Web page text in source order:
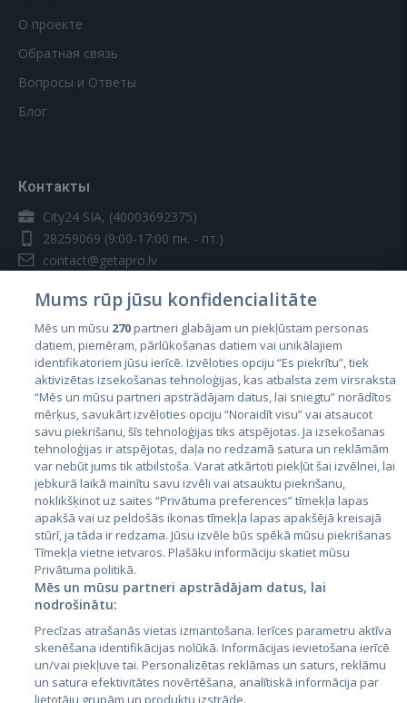
О проекте
Обратная связь
Вопросы и Ответы
Блог
Контакты
City24 SIA, (40003692375)
28259069 (9:00-17:00 пн. - пт.)
contact@getapro.lv
Страны
Эстония
Латвия
Литва
City24.lv
City24.ee
GetaPro.lv
GetaPro.ee
CVbankas.lt
Kainos.lt
Paslaugos.lt
auto24.ee
Mums rūp jūsu konfidencialitāte
Mēs un mūsu 270partneri glabājam un piekļūstam personas
datiem, piemēram, pārlūkošanas datiem vai unikālajiem
identifikatoriem jūsu ierīcē. Izvēloties opciju “Es piekrītu”, tiek
aktivizētas izsekošanas tehnoloģijas, kas atbalsta zem virsraksta
“Mēs un mūsu partneri apstrādājam datus, lai sniegtu” norādītos
mērķus, savukārt izvēloties opciju “Noraidīt visu” vai atsaucot
savu piekrišanu, šīs tehnoloģijas tiks atspējotas. Ja izsekošanas
tehnoloģijas ir atspējotas, daļa no redzamā satura un reklāmām
var nebūt jums tik atbilstoša. Varat atkārtoti piekļūt šai izvēlnei, lai
jebkurā laikā mainītu savu izvēli vai atsauktu piekrišanu,
noklikšķinot uz saites “Privātuma preferences” tīmekļa lapas
apakšā vai uz peldošās ikonas tīmekļa lapas apakšējā kreisajā
stūrī, ja tāda ir redzama. Jūsu izvēle būs spēkā mūsu piekrišanas
Tīmekļa vietne ietvaros. Plašāku informāciju skatiet mūsu
Privātuma politikā.
Mēs un mūsu partneri apstrādājam datus, lai
nodrošinātu:
Precīzas atrašanās vietas izmantošana. Ierīces parametru aktīva
skenēšana identifikācijas nolūkā. Informācijas ievietošana ierīcē
un/vai piekļuve tai. Personalizētas reklāmas un saturs, reklāmu
un satura efektivitātes novērtēšana, analītiskā informācija par
lietotāju grupām un produktu izstrāde.